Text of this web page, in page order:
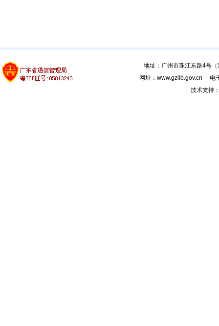
地址：广州市珠江东路4
网址：www.gzlib.gov.cn 电
技术支持